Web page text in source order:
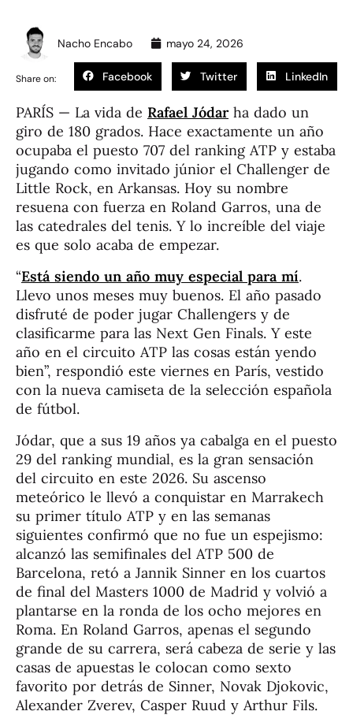
Nacho Encabo mayo 24, 2026
Share on: Facebook Twitter LinkedIn
PARÍS — La vida de Rafael Jódarha dado un
giro de 180 grados. Hace exactamente un año
ocupaba el puesto 707 del ranking ATP y estaba
jugando como invitado júnior el Challenger de
Little Rock, en Arkansas. Hoy su nombre
resuena con fuerza en Roland Garros, una de
las catedrales del tenis. Y lo increíble del viaje
es que solo acaba de empezar.
“Está siendo un año muy especial para mí.
Llevo unos meses muy buenos. El año pasado
disfruté de poder jugar Challengers y de
clasificarme para las Next Gen Finals. Y este
año en el circuito ATP las cosas están yendo
bien”, respondió este viernes en París, vestido
con la nueva camiseta de la selección española
de fútbol.
Jódar, que a sus 19 años ya cabalga en el puesto
29 del ranking mundial, es la gran sensación
del circuito en este 2026. Su ascenso
meteórico le llevó a conquistar en Marrakech
su primer título ATP y en las semanas
siguientes confirmó que no fue un espejismo:
alcanzó las semifinales del ATP 500 de
Barcelona, retó a Jannik Sinner en los cuartos
de final del Masters 1000 de Madrid y volvió a
plantarse en la ronda de los ocho mejores en
Roma. En Roland Garros, apenas el segundo
grande de su carrera, será cabeza de serie y las
casas de apuestas le colocan como sexto
favorito por detrás de Sinner, Novak Djokovic,
Alexander Zverev, Casper Ruud y Arthur Fils.